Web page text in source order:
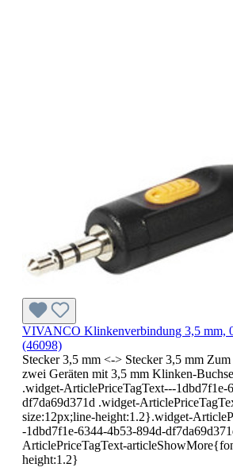
VIVANCO Klinkenverbindung 3,5 mm,
(46098)
Stecker 3,5 mm <-> Stecker 3,5 mm
zwei Geräten mit 3,5 mm Klinken-
.widget-ArticlePriceTagText---1dbd7f1e-
df7da69d371d .widget-
size:12px;line-height:1.2}.widget-
-1dbd7f1e-6344-4b53-894d-
ArticlePriceTagText-
height:1.2}